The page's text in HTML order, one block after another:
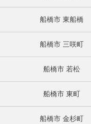
船橋市 東船橋
船橋市 三咲町
船橋市 若松
船橋市 東町
船橋市 金杉町